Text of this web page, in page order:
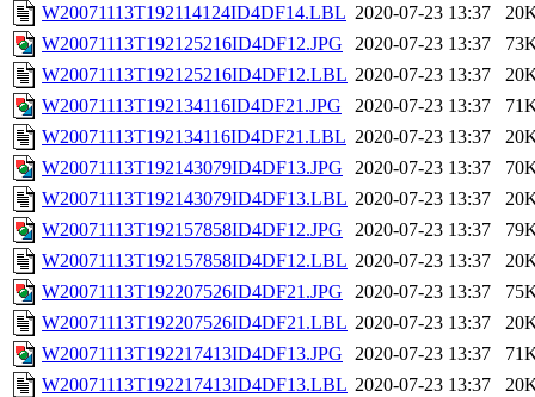
W20071113T192114124ID4DF14.LBL 2020-07-23 13:37
W20071113T192125216ID4DF12.JPG
2020-07-23 13:37
W20071113T192125216ID4DF12.LBL 2020-07-23 13:37
W20071113T192134116ID4DF21.JPG
2020-07-23 13:37
W20071113T192134116ID4DF21.LBL 2020-07-23 13:37
W20071113T192143079ID4DF13.JPG
2020-07-23 13:37
W20071113T192143079ID4DF13.LBL 2020-07-23 13:37
W20071113T192157858ID4DF12.JPG
2020-07-23 13:37
W20071113T192157858ID4DF12.LBL 2020-07-23 13:37
W20071113T192207526ID4DF21.JPG
2020-07-23 13:37
W20071113T192207526ID4DF21.LBL 2020-07-23 13:37
W20071113T192217413ID4DF13.JPG
2020-07-23 13:37
W20071113T192217413ID4DF13.LBL 2020-07-23 13:37